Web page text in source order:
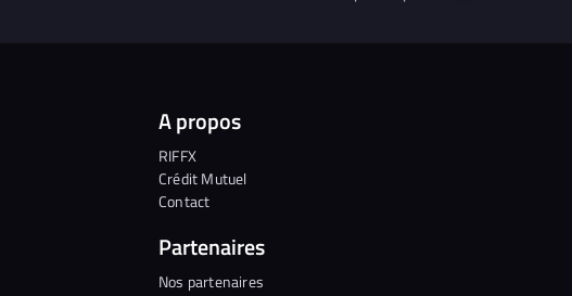
A propos
RIFFX
Crédit Mutuel
Contact
Partenaires
Nos partenaires